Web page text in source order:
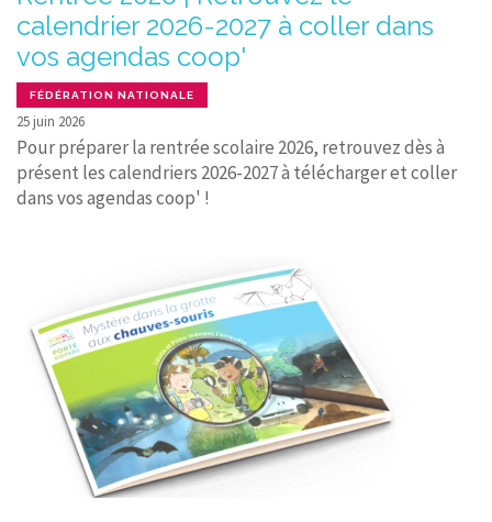
calendrier 2026-2027 à coller dans
vos agendas coop'
FÉDÉRATION NATIONALE
25 juin 2026
Pour préparer la rentrée scolaire 2026, retrouvez dès à
présent les calendriers 2026-2027 à télécharger et coller
dans vos agendas coop' !